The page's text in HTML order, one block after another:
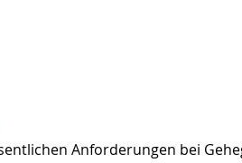
Anforderungen bei